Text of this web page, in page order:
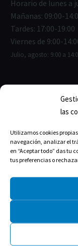
las
Utilizamos cookies
navegación, analizar el
en “Aceptar todo” das tu
tus preferencias o
Horario de lunes a
Mañanas: 09:00-
Tardes: 17:00-19:00
Viernes de 9:00-
Julio, agosto: 9:00 a
ENLACES
Junta de
Estructura del
La historia